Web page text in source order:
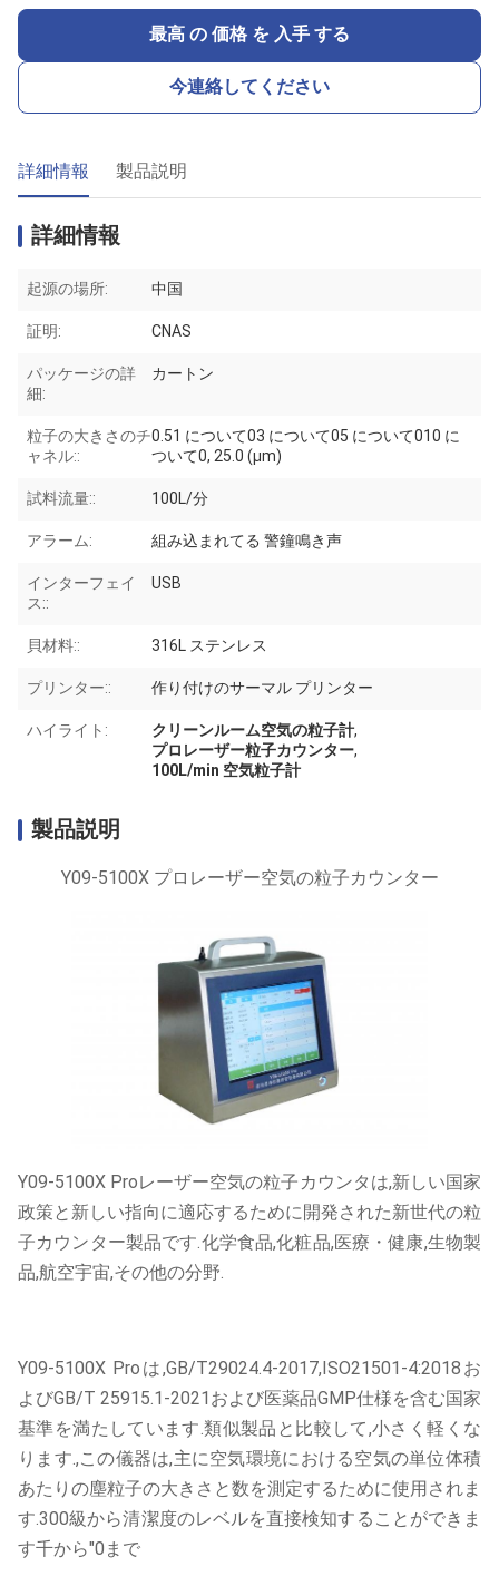
最高 の 価格 を 入手 する
今連絡してください
詳細情報 製品説明
詳細情報
起源の場所: 中国
証明: CNAS
パッケージの詳
細:
カートン
粒子の大きさのチ
ャネル::
0.51 について03 について05 について010 に
ついて0, 25.0 (μm)
試料流量:: 100L/分
アラーム: 組み込まれてる 警鐘鳴き声
インターフェイ
ス::
USB
貝材料:: 316L ステンレス
プリンター:: 作り付けのサーマル プリンター
ハイライト: クリーンルーム空気の粒子計,
プロレーザー粒子カウンター,
100L/min 空気粒子計
製品説明
Y09-5100X プロレーザー空気の粒子カウンター
Y09-5100X Proレーザー空気の粒子カウンタは,新しい国家
政策と新しい指向に適応するために開発された新世代の粒
子カウンター製品です.化学食品,化粧品,医療・健康,生物製
品,航空宇宙,その他の分野.
Y09-5100X Proは,GB/T29024.4-2017,ISO21501-4:2018お
よびGB/T 25915.1-2021および医薬品GMP仕様を含む国家
基準を満たしています.類似製品と比較して,小さく軽くな
ります.,この儀器は,主に空気環境における空気の単位体積
あたりの塵粒子の大きさと数を測定するために使用されま
す.300級から清潔度のレベルを直接検知することができま
す千から"0まで